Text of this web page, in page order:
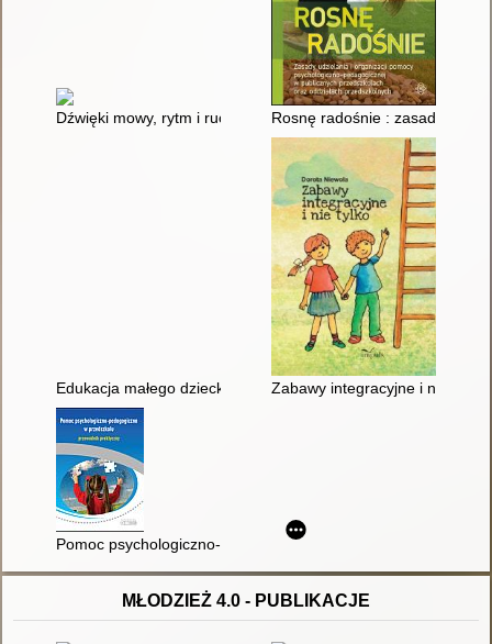
Dźwięki mowy, rytm i ruch : Piosenki z zabawami
Rosnę radośnie : zasady
Edukacja małego dziecka : praca zbiorowa. T. 8
Zabawy integracyjne i nie tylko
Pomoc psychologiczno-pedagogiczna w przedszkolu :
MŁODZIEŻ 4.0 - PUBLIKACJE